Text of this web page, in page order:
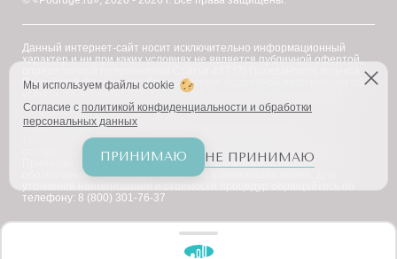
Данный интернет-сайт носит исключительно информационный
характер и ни при каких условиях не является публичной офертой,
Российской Федерации. Для получения подробной информации об
услугах, ценах и спецпредложениях, пожалуйста, обратитесь в
клинику "Подружки".
Уважаемые клиенты! В настоящее время на сайте ведутся
технические работы по приведению наименований услуг в
соответствие с требованиями Федерального закона № 168-ФЗ.
Приносим извинения за возможное наличие иноязычных
обозначений — они будут заменены в ближайшее время. Для
телефону: 8 (800) 301-76-37
Мы используем файлы cookie
Согласие с политикой конфиденциальности и обработки
персональных данных
ПРИНИМАЮ НЕ ПРИНИМАЮ